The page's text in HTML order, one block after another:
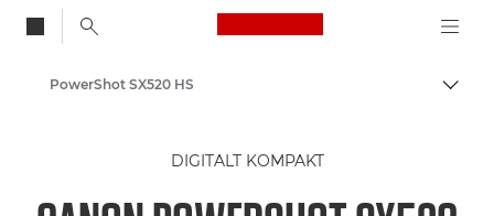
Canon Logo, back
Skift
PowerShot SX520 HS
DIGITALT KOMPAKT